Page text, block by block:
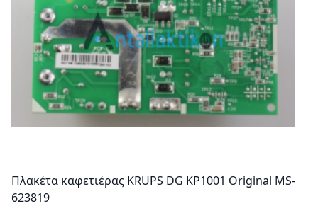
Πλακέτα καφετιέρας KRUPS DG KP1001 Original MS-
623819